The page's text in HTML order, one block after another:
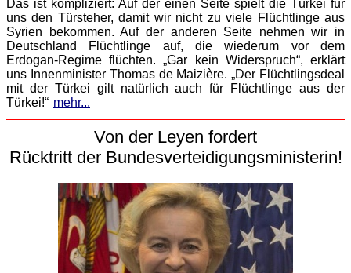
Das ist kompliziert: Auf der einen Seite spielt die Türkei für
uns den Türsteher, damit wir nicht zu viele Flüchtlinge aus
Syrien bekommen. Auf der anderen Seite nehmen wir in
Deutschland Flüchtlinge auf, die wiederum vor dem
Erdogan-Regime flüchten. „Gar kein Widerspruch“, erklärt
uns Innenminister Thomas de Maizière. „Der Flüchtlingsdeal
mit der Türkei gilt natürlich auch für Flüchtlinge aus der
Türkei!“ mehr...
Von der Leyen fordert
Rücktritt der Bundesverteidigungsministerin!